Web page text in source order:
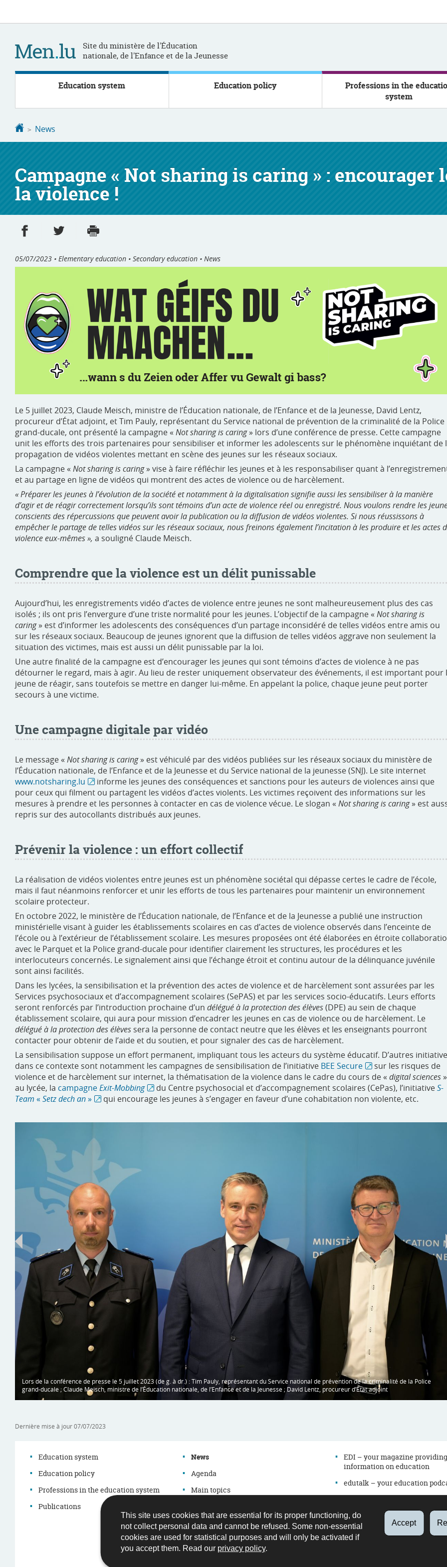
This site uses cookies that are essential for its proper functioning, do
not collect personal data and cannot be refused. Some non-essential
cookies are used for statistical purposes and will only be activated if
you accept them. Read our privacy policy.
Accept
Site du ministère de l'Éducation
nationale, de l'Enfance et de la Jeunesse
Education system Education policy
Professions in the
system
Homepage
News
Campagne « Not sharing is caring » : encourager
la violence !
Share on Facebook
Share on Twitter
05/07/2023 • Elementary education • Secondary education • News
Le 5 juillet 2023, Claude Meisch, ministre de l’Éducation nationale, de l’Enfance et de la Jeunesse, David Lentz,
procureur d’État adjoint, et Tim Pauly, représentant du Service national de prévention de la criminalité de la Police
grand-ducale, ont présenté la campagne « Not sharing is caring» lors d’une conférence de presse. Cette campagne
unit les efforts des trois partenaires pour sensibiliser et informer les adolescents sur le phénomène inquiétant de
propagation de vidéos violentes mettant en scène des jeunes sur les réseaux sociaux.
La campagne « Not sharing is caring» vise à faire réfléchir les jeunes et à les responsabiliser quant à
et au partage en ligne de vidéos qui montrent des actes de violence ou de harcèlement.
« Préparer les jeunes à l’évolution de la société et notamment à la digitalisation signifie aussi les sensibiliser à la manière
d’agir et de réagir correctement lorsqu’ils sont témoins d’un acte de violence réel ou enregistré. Nous voulons rendre les
conscients des répercussions que peuvent avoir la publication ou la diffusion de vidéos violentes. Si nous réussissons à
empêcher le partage de telles vidéos sur les réseaux sociaux, nous freinons également l’incitation à les produire et les actes
violence eux-mêmes », a souligné Claude Meisch.
Comprendre que la violence est un délit punissable
Aujourd’hui, les enregistrements vidéo d’actes de violence entre jeunes ne sont malheureusement plus des cas
isolés ; ils ont pris l’envergure d’une triste normalité pour les jeunes. L’objectif de la campagne « Not sharing is
caring» est d’informer les adolescents des conséquences d’un partage inconsidéré de telles vidéos entre amis ou
sur les réseaux sociaux. Beaucoup de jeunes ignorent que la diffusion de telles vidéos aggrave non seulement la
situation des victimes, mais est aussi un délit punissable par la loi.
Une autre finalité de la campagne est d’encourager les jeunes qui sont témoins d’actes de violence à ne pas
détourner le regard, mais à agir. Au lieu de rester uniquement observateur des événements, il est important pour
jeune de réagir, sans toutefois se mettre en danger lui-même. En appelant la police, chaque jeune peut porter
secours à une victime.
Une campagne digitale par vidéo
Le message « Not sharing is caring» est véhiculé par des vidéos publiées sur les réseaux sociaux du ministère de
l’Éducation nationale, de l’Enfance et de la Jeunesse et du Service national de la jeunesse (SNJ). Le site internet
www.notsharing.lu
informe les jeunes des conséquences et sanctions pour les auteurs de violences ainsi que
pour ceux qui filment ou partagent les vidéos d’actes violents. Les victimes reçoivent des informations sur les
mesures à prendre et les personnes à contacter en cas de violence vécue. Le slogan « Not sharing is caring» est
repris sur des autocollants distribués aux jeunes.
Prévenir la violence : un effort collectif
La réalisation de vidéos violentes entre jeunes est un phénomène sociétal qui dépasse certes le cadre de l’école,
mais il faut néanmoins renforcer et unir les efforts de tous les partenaires pour maintenir un environnement
scolaire protecteur.
En octobre 2022, le ministère de l’Éducation nationale, de l’Enfance et de la Jeunesse a publié une instruction
ministérielle visant à guider les établissements scolaires en cas d’actes de violence observés dans l’enceinte de
l’école ou à l’extérieur de l’établissement scolaire. Les mesures proposées ont été élaborées en étroite
avec le Parquet et la Police grand-ducale pour identifier clairement les structures, les procédures et les
interlocuteurs concernés. Le signalement ainsi que l’échange étroit et continu autour de la délinquance juvénile
sont ainsi facilités.
Dans les lycées, la sensibilisation et la prévention des actes de violence et de harcèlement sont assurées par les
Services psychosociaux et d’accompagnement scolaires (SePAS) et par les services socio-éducatifs. Leurs efforts
seront renforcés par l’introduction prochaine d’un délégué à la protection des élèves(DPE) au sein de chaque
établissement scolaire, qui aura pour mission d’encadrer les jeunes en cas de violence ou de harcèlement. Le
délégué à la protection des élèves sera la personne de contact neutre que les élèves et les enseignants pourront
contacter pour obtenir de l’aide et du soutien, et pour signaler des cas de harcèlement.
La sensibilisation suppose un effort permanent, impliquant tous les acteurs du système éducatif. D’autres
dans ce contexte sont notamment les campagnes de sensibilisation de l’initiative BEE Secure
sur les risques de
violence et de harcèlement sur internet, la thématisation de la violence dans le cadre du cours de « digital sciences»
au lycée, la campagneExit-Mobbing du Centre psychosocial et d’accompagnement scolaires (CePas), l’initiativeS-
Team «Setz dech an» qui encourage les jeunes à s’engager en faveur d’une cohabitation non violente, etc.
Lors de la conférence de presse le 5 juillet 2023 (de g. à dr.) : Tim Pauly, représentant du Service national de prévention de la criminalité de la Police
grand-ducale ; Claude Meisch, ministre de l’Éducation nationale, de l’Enfance et de la Jeunesse ; David Lentz, procureur d’État adjoint
Dernière mise à jour07/07/2023
Navigation
menu
Education system
Education policy
Professions in the education system
Publications
News
Agenda
Main topics
Legislation
EDI – your magazine providing
information on education
edutalk – your education
Directory
Contact